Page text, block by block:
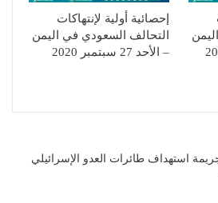
إحصائية أولية لإنتهاكات
التحالف السعودي في اليمن
– الأحد 27 سبتمبر 2020
جريمة استهداف طائرات العدو الإسرائيلي